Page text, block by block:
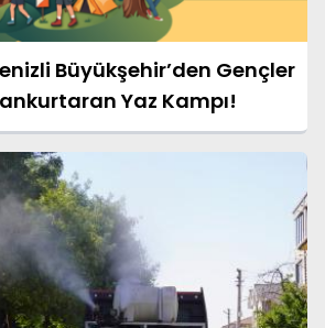
Büyükşehir’den Gençler
Yaz Kampı!